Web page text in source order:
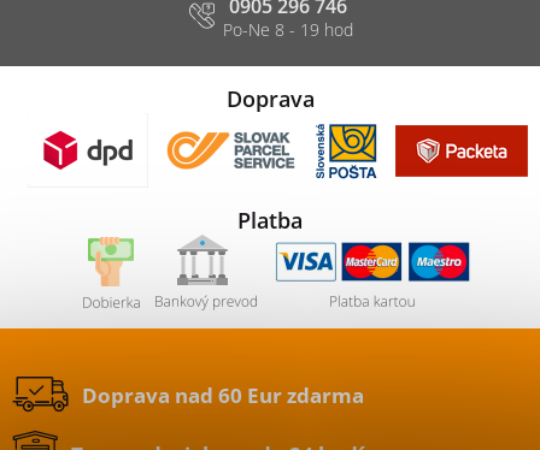
0905 296 746
Doprava
Platba
Doprava nad 60 Eur zdarma